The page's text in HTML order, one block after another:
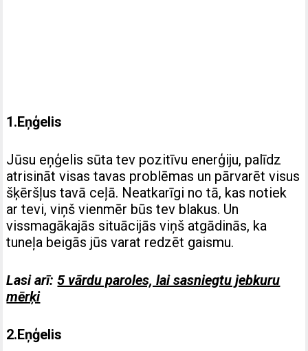
1.Eņģelis
Jūsu eņģelis sūta tev pozitīvu enerģiju, palīdz
atrisināt visas tavas problēmas un pārvarēt visus
šķēršļus tavā ceļā. Neatkarīgi no tā, kas notiek
ar tevi, viņš vienmēr būs tev blakus. Un
vissmagākajās situācijās viņš atgādinās, ka
tuneļa beigās jūs varat redzēt gaismu.
Lasi arī:5 vārdu paroles, lai sasniegtu jebkuru
mērķi
2.Eņģelis